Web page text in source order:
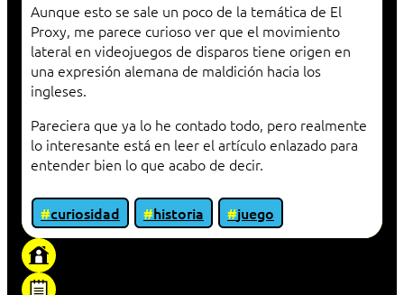
Aunque esto se sale un poco de la temática de El
Proxy, me parece curioso ver que el movimiento
lateral en videojuegos de disparos tiene origen en
una expresión alemana de maldición hacia los
ingleses.
Pareciera que ya lo he contado todo, pero realmente
lo interesante está en leer el artículo enlazado para
entender bien lo que acabo de decir.
curiosidad historia
juego